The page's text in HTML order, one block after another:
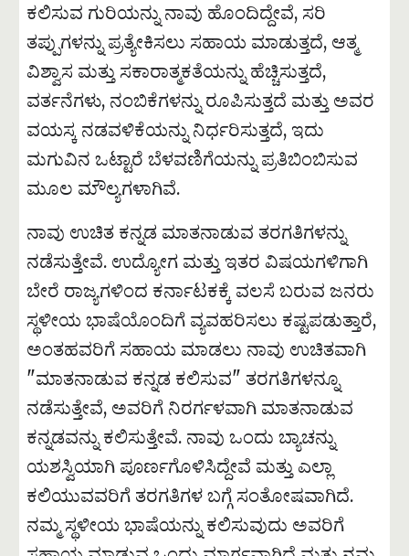
ಕಲಿಸುವ ಗುರಿಯನ್ನು ನಾವು ಹೊಂದಿದ್ದೇವೆ, ಸರಿ
ತಪ್ಪುಗಳನ್ನು ಪ್ರತ್ಯೇಕಿಸಲು ಸಹಾಯ ಮಾಡುತ್ತದೆ, ಆತ್ಮ
ವಿಶ್ವಾಸ ಮತ್ತು ಸಕಾರಾತ್ಮಕತೆಯನ್ನು ಹೆಚ್ಚಿಸುತ್ತದೆ,
ವರ್ತನೆಗಳು, ನಂಬಿಕೆಗಳನ್ನು ರೂಪಿಸುತ್ತದೆ ಮತ್ತು ಅವರ
ವಯಸ್ಕ ನಡವಳಿಕೆಯನ್ನು ನಿರ್ಧರಿಸುತ್ತದೆ, ಇದು
ಮಗುವಿನ ಒಟ್ಟಾರೆ ಬೆಳವಣಿಗೆಯನ್ನು ಪ್ರತಿಬಿಂಬಿಸುವ
ಮೂಲ ಮೌಲ್ಯಗಳಾಗಿವೆ.
ನಾವು ಉಚಿತ ಕನ್ನಡ ಮಾತನಾಡುವ ತರಗತಿಗಳನ್ನು
ನಡೆಸುತ್ತೇವೆ. ಉದ್ಯೋಗ ಮತ್ತು ಇತರ ವಿಷಯಗಳಿಗಾಗಿ
ಬೇರೆ ರಾಜ್ಯಗಳಿಂದ ಕರ್ನಾಟಕಕ್ಕೆ ವಲಸೆ ಬರುವ ಜನರು
ಸ್ಥಳೀಯ ಭಾಷೆಯೊಂದಿಗೆ ವ್ಯವಹರಿಸಲು ಕಷ್ಟಪಡುತ್ತಾರೆ,
ಅಂತಹವರಿಗೆ ಸಹಾಯ ಮಾಡಲು ನಾವು ಉಚಿತವಾಗಿ
"ಮಾತನಾಡುವ ಕನ್ನಡ ಕಲಿಸುವ" ತರಗತಿಗಳನ್ನೂ
ನಡೆಸುತ್ತೇವೆ, ಅವರಿಗೆ ನಿರರ್ಗಳವಾಗಿ ಮಾತನಾಡುವ
ಕನ್ನಡವನ್ನು ಕಲಿಸುತ್ತೇವೆ. ನಾವು ಒಂದು ಬ್ಯಾಚನ್ನು
ಯಶಸ್ವಿಯಾಗಿ ಪೂರ್ಣಗೊಳಿಸಿದ್ದೇವೆ ಮತ್ತು ಎಲ್ಲಾ
ಕಲಿಯುವವರಿಗೆ ತರಗತಿಗಳ ಬಗ್ಗೆ ಸಂತೋಷವಾಗಿದೆ.
ನಮ್ಮ ಸ್ಥಳೀಯ ಭಾಷೆಯನ್ನು ಕಲಿಸುವುದು ಅವರಿಗೆ